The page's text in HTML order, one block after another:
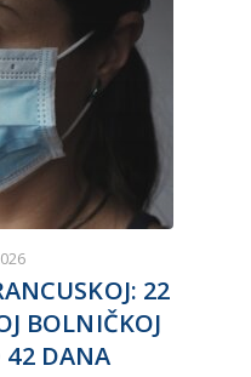
22
BOLNIČKOJ
42 DANA